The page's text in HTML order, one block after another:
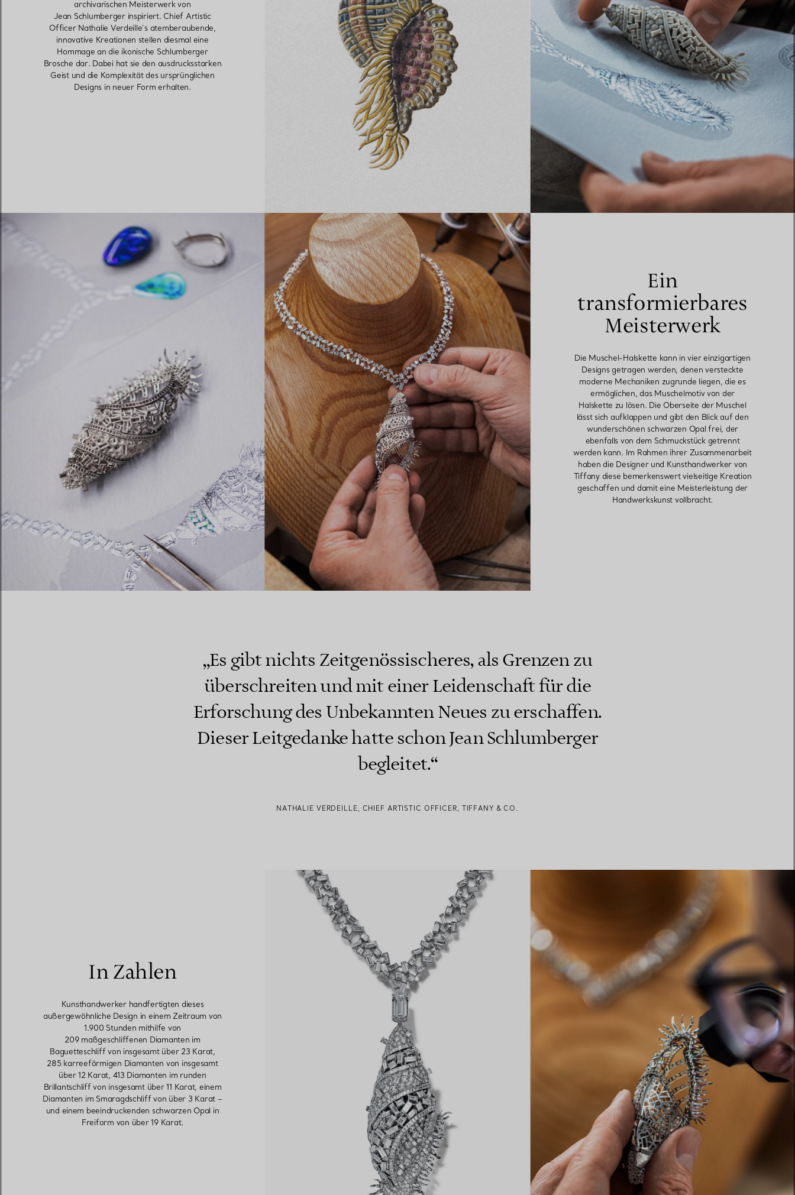
archivarischen Meisterwerk von
Jean Schlumberger inspiriert. Chief Artistic
Officer Nathalie Verdeille’s atemberaubende,
innovative Kreationen stellen diesmal eine
Hommage an die ikonische Schlumberger
Brosche dar. Dabei hat sie den ausdrucksstarken
Geist und die Komplexität des ursprünglichen
Designs in neuer Form erhalten.
Ein
transformierbares
Meisterwerk
Die Muschel-Halskette kann in vier einzigartigen
Designs getragen werden, denen versteckte
moderne Mechaniken zugrunde liegen, die es
ermöglichen, das Muschelmotiv von der
Halskette zu lösen. Die Oberseite der Muschel
lässt sich aufklappen und gibt den Blick auf den
wunderschönen schwarzen Opal frei, der
ebenfalls von dem Schmuckstück getrennt
werden kann. Im Rahmen ihrer Zusammenarbeit
haben die Designer und Kunsthandwerker von
Tiffany diese bemerkenswert vielseitige Kreation
geschaffen und damit eine Meisterleistung der
Handwerkskunst vollbracht.
„Es gibt nichts Zeitgenössischeres, als Grenzen zu
überschreiten und mit einer Leidenschaft für die
Erforschung des Unbekannten Neues zu erschaffen.
Dieser Leitgedanke hatte schon Jean Schlumberger
begleitet.“
NATHALIE VERDEILLE, CHIEF ARTISTIC OFFICER, TIFFANY & CO.
In Zahlen
Kunsthandwerker handfertigten dieses
außergewöhnliche Design in einem Zeitraum von
1.900 Stunden mithilfe von
209 maßgeschliffenen Diamanten im
Baguetteschliff von insgesamt über 23 Karat,
285 karreeförmigen Diamanten von insgesamt
über 12 Karat, 413 Diamanten im runden
Brillantschliff von insgesamt über 11 Karat, einem
Diamanten im Smaragdschliff von über 3 Karat –
und einem beeindruckenden schwarzen Opal in
Freiform von über 19 Karat.